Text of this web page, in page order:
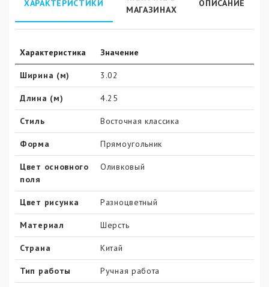
ХАРАКТЕРИСТИКИ
МАГАЗИНАХ
ОПИСАНИЕ
Характеристика Значение
Ширина (м) 3.02
Длина (м) 4.25
Стиль Восточная классика
Форма Прямоугольник
Цвет основного
поля
Оливковый
Цвет рисунка Разноцветный
Материал Шерсть
Страна Китай
Тип работы Ручная работа